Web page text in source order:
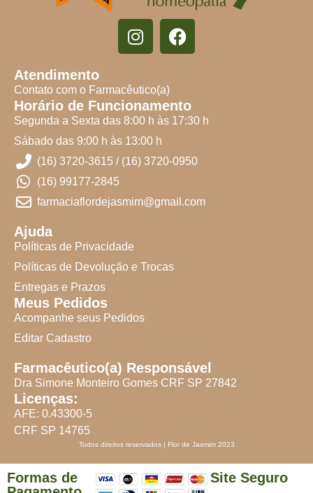
Atendimento
Contato com o Farmacêutico(a)
Horário de Funcionamento
Segunda a Sexta das 8:00 h às 17:30 h
Sábado das 9:00 h às 13:00 h
(16) 3720-3615 / (16) 3720-0950
(16) 99177-2845
farmaciaflordejasmim@gmail.com
Ajuda
Políticas de Privacidade
Políticas de Devolução e Trocas
Entregas e Prazos
Meus Pedidos
Acompanhe seus Pedidos
Editar Cadastro
Farmacêutico(a) Responsável
Dra Simone Monteiro Gomes CRF SP 27842
Licenças:
AFE: 0.43300-5
CRF SP 14765
Todos direitos reservados | Flor de Jasmim 2023
Formas de
Site Seguro